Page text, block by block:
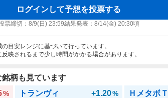
ログインして予想を投票する
票締切： 8/9(日) 23:59結果発表： 8/14(金) 20:30頃
目安レンジに基づいて行っています。
映されるまで少し時間がかかる場合があります。
柄も見ています
% トランヴィ +1.20% ＨメタボＴ